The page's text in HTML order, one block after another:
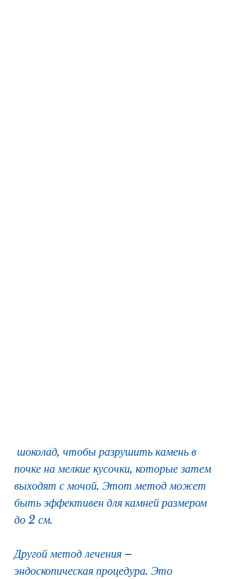
почке на мелкие кусочки, которые затем
выходят с мочой. Этот метод может
быть эффективен для камней размером
до 2 см.
Другой метод лечения –
эндоскопическая процедура. Это